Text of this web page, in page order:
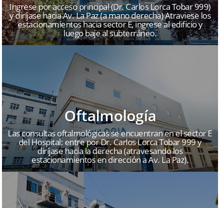
Ingrese por acceso principal (Dr. Carlos Lorca Tobar 999)
y diríjase hacia Av. La Paz (a mano derecha) Atraviese los
estacionamientos hacia sector E, ingrese al edificio y
luego baje al subterráneo.
Oftalmología
Las consultas oftalmológicas se encuentran en el sector E
del Hospital: entre por Dr. Carlos Lorca Tobar 999 y
diríjase hacia la derecha (atravesando los
estacionamientos en dirección a Av. La Paz).